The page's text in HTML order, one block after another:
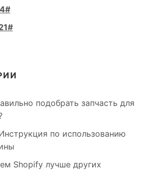
подобрать запчасть для
по использованию
Shopify лучше других